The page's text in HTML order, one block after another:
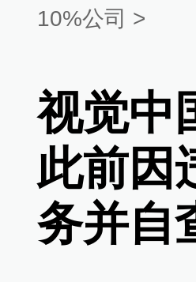
10%公司 >
视觉中
此前因
务并自